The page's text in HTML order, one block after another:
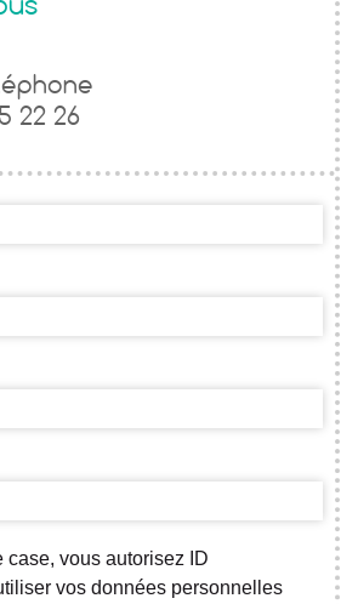
22 26
vous autorisez ID
vos données personnelles